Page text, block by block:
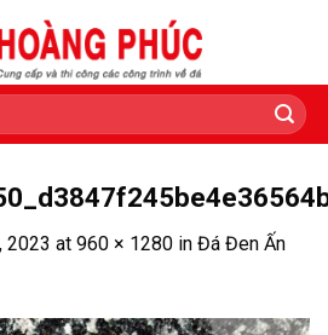
2023 at 960 × 1280 in Đá Đen Ấn